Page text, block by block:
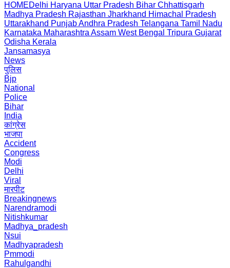
HOMEDelhi Haryana Uttar Pradesh Bihar Chhattisgarh
Madhya Pradesh Rajasthan Jharkhand Himachal Pradesh
Uttarakhand PunjabAndhra Pradesh Telangana Tamil Nadu
Karnataka Maharashtra Assam West Bengal Tripura Gujarat
Odisha Kerala
Jansamasya
News
पुलिस
Bjp
National
Police
Bihar
India
कांग्रेस
भाजपा
Accident
Congress
Modi
Delhi
Viral
मारपीट
Breakingnews
Narendramodi
Nitishkumar
Madhya_pradesh
Nsui
Madhyapradesh
Pmmodi
Rahulgandhi